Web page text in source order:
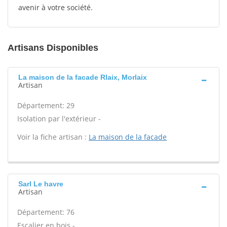
avenir à votre société.
Artisans Disponibles
La maison de la facade Rlaix, Morlaix
Artisan
Département: 29
Isolation par l'extérieur -
Voir la fiche artisan : La maison de la facade
Sarl Le havre
Artisan
Département: 76